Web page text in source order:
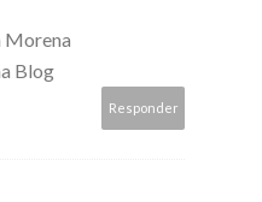
Morena
Blog
Responder